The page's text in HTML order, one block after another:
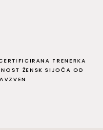
TRENERKA
ŽENSK SIJOČA OD